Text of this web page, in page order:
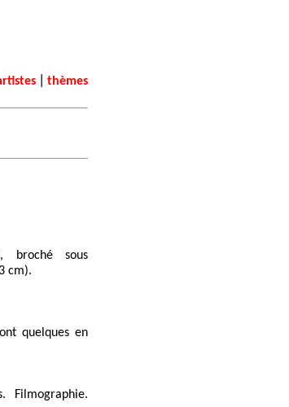
thèmes
broché sous
cm).
quelques en
Filmographie.